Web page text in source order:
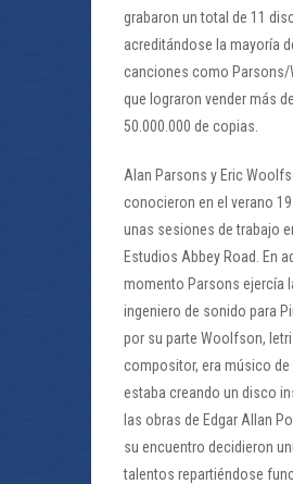
grabaron un total de 11
acreditándose la mayoría
canciones como
que lograron vender más de
50.000.000 de copias.
Alan Parsons y Eric
conocieron en el verano
unas sesiones de trabajo
Estudios Abbey Road. En
momento Parsons ejercía
ingeniero de sonido para
por su parte Woolfson,
compositor, era músico de
estaba creando un disco
las obras de Edgar Allan
su encuentro decidieron
talentos repartiéndose